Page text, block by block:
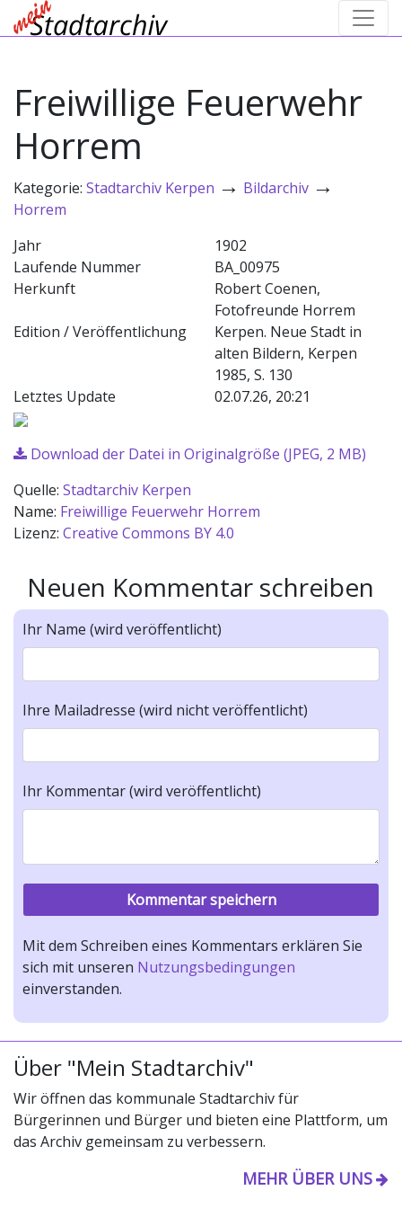
Freiwillige Feuerwehr
Horrem
Kategorie: Stadtarchiv Kerpen → Bildarchiv →
Horrem
Jahr
1902
Laufende Nummer
BA_00975
Herkunft
Robert Coenen,
Fotofreunde Horrem
Edition / Veröffentlichung
Kerpen. Neue Stadt in
alten Bildern, Kerpen
1985, S. 130
Letztes Update
02.07.26, 20:21
Download der Datei in Originalgröße (JPEG, 2 MB)
Quelle: Stadtarchiv Kerpen
Name: Freiwillige Feuerwehr Horrem
Lizenz: Creative Commons BY 4.0
Neuen Kommentar schreiben
Ihr Name (wird veröffentlicht)
Ihre Mailadresse (wird nicht veröffentlicht)
Ihr Kommentar (wird veröffentlicht)
Mit dem Schreiben eines Kommentars erklären Sie
sich mit unseren Nutzungsbedingungen
einverstanden.
Über "Mein Stadtarchiv"
Wir öffnen das kommunale Stadtarchiv für
Bürgerinnen und Bürger und bieten eine Plattform, um
das Archiv gemeinsam zu verbessern.
MEHR ÜBER UNS